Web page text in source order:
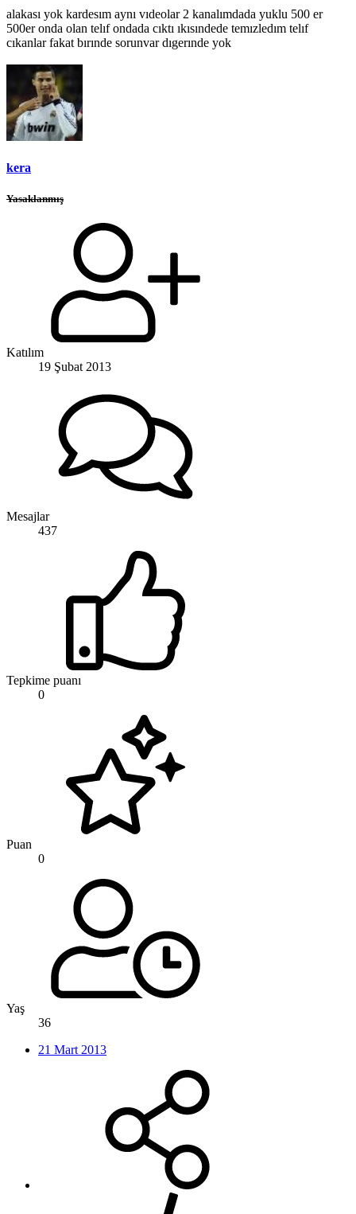
alakası yok kardesım aynı vıdeolar 2 kanalımdada yuklu 500 er
500er onda olan telıf ondada cıktı ıkısındede temızledım telıf
cıkanlar fakat bırınde sorunvar dıgerınde yok
kera
Yasaklanmış
Katılım
19 Şubat 2013
Mesajlar
437
Tepkime puanı
0
Puan
0
Yaş
36
21 Mart 2013